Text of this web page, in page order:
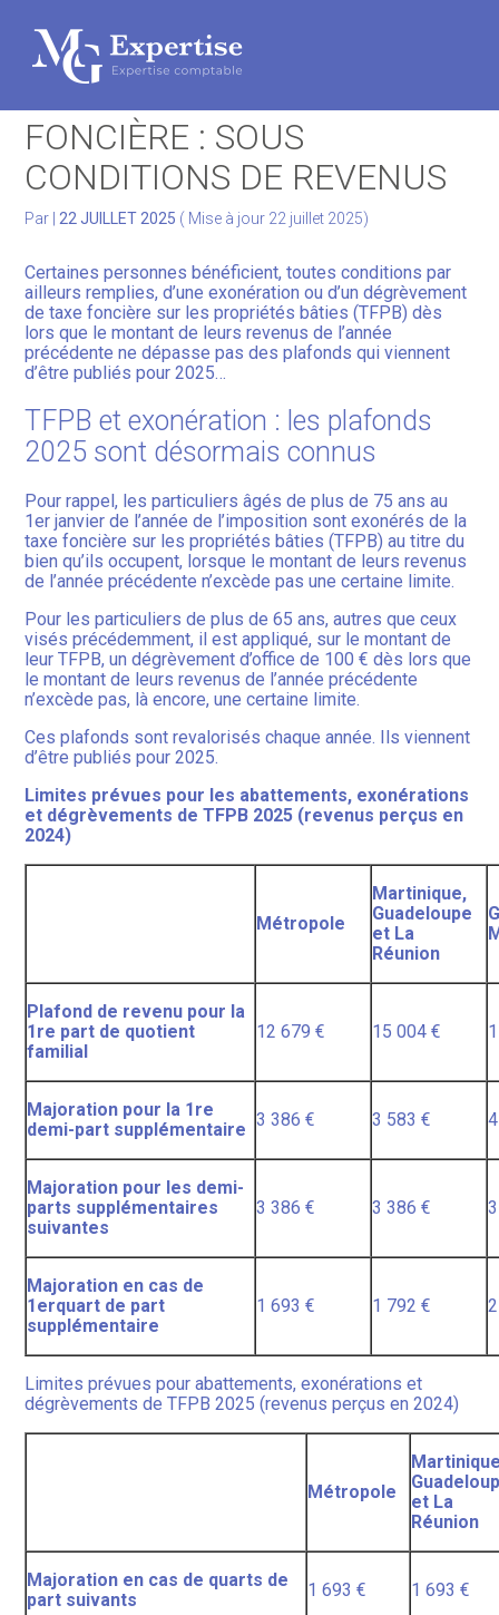
Aller
Gérer votre quotidien
Développer votre activité
Gérer votre patrimoine
Facturation Électronique
EXONÉRATION DE TAXE
FONCIÈRE : SOUS
CONDITIONS DE REVENUS
Par 22 JUILLET 2025 ( Mise à jour 22 juillet 2025)
Certaines personnes bénéficient, toutes conditions par
ailleurs remplies, d’une exonération ou d’un dégrèvement
de taxe foncière sur les propriétés bâties (TFPB) dès
lors que le montant de leurs revenus de l’année
précédente ne dépasse pas des plafonds qui viennent
d’être publiés pour 2025…
TFPB et exonération : les plafonds
2025 sont désormais connus
Pour rappel, les particuliers âgés de plus de 75 ans au
1er janvier de l’année de l’imposition sont exonérés de la
taxe foncière sur les propriétés bâties (TFPB) au titre du
bien qu’ils occupent, lorsque le montant de leurs revenus
de l’année précédente n’excède pas une certaine limite.
Pour les particuliers de plus de 65 ans, autres que ceux
visés précédemment, il est appliqué, sur le montant de
leur TFPB, un dégrèvement d’office de 100 € dès lors que
le montant de leurs revenus de l’année précédente
n’excède pas, là encore, une certaine limite.
Ces plafonds sont revalorisés chaque année. Ils viennent
d’être publiés pour 2025.
Limites prévues pour les abattements, exonérations
et dégrèvements de TFPB 2025 (revenus perçus en
2024)
Métropole
Martinique,
Guadeloupe
et La
Réunion
Plafond de revenu pour la
1re part de quotient
familial
12 679 € 15 004 €
Majoration pour la 1re
demi-part supplémentaire 3 386 € 3 583 €
Majoration pour les demi-
parts supplémentaires
suivantes
3 386 € 3 386 €
Majoration en cas de
1erquart de part
supplémentaire
1 693 € 1 792 €
Limites prévues pour abattements, exonérations et
dégrèvements de TFPB 2025 (revenus perçus en 2024)
Métropole
et La
Réunion
Majoration en cas de quarts de
part suivants
1 693 € 1 693 €